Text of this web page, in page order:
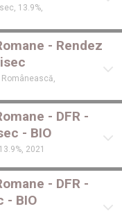
13.9%,
- Rendez
- DFR -
- BIO
2021
- DFR -
- BIO